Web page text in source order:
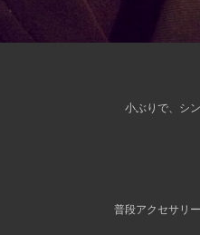
小ぶりで、シンプルな チ
普段アクセサリーを、身に